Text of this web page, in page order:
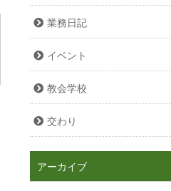
業務日記
イベント
教会学校
交わり
アーカイブ